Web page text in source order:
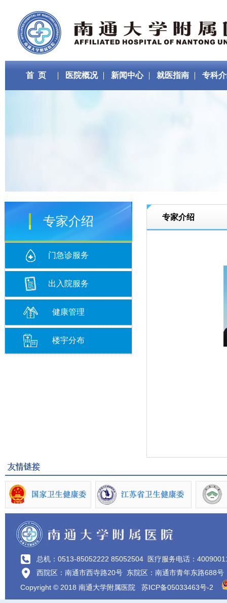
首 页 医院概况 新闻中心 就医指南 专科
专家介绍
门急诊服务
出入院服务
健康管理
楼宇分布
专家介绍
总机：0513-85052222 85052504 医疗服务电话：
西院区：南通市西寺路20号 东院区：南通市青年东路688号
Copyright © 2018 南通大学附属医院 苏ICP备05033463号-2